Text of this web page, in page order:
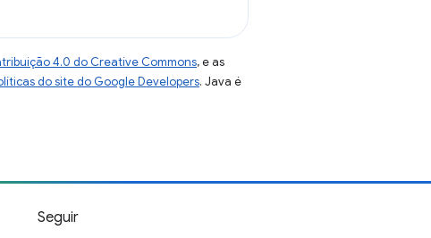
4.0 do Creative Commons, e as
do site do Google Developers. Java é
Seguir